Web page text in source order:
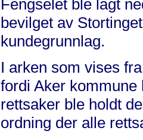
Fengselet ble lagt
bevilget av
kundegrunnlag.
I arken som vises
fordi Aker
rettsaker ble holdt
ordning der alle